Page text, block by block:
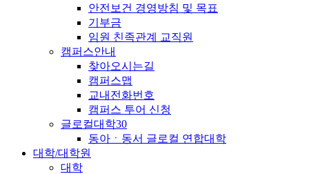
안전보건 경영방침 및 목표
기부금
임원 친족관계 교직원
캠퍼스안내
찾아오시는길
캠퍼스맵
교내전화번호
캠퍼스 투어 신청
글로컬대학30
동아ㆍ동서 글로컬 연합대학
대학/대학원
대학